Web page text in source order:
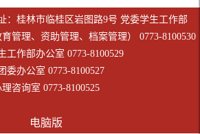
：桂林市临桂区岩图路9号 党委学生工作部
管理、资助管理、档案管理） 0773-8100530
工作部办公室 0773-8100529
委办公室 0773-8100527
咨询室 0773-8100525
电脑版